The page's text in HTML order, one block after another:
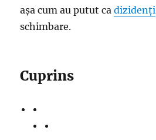
așa cum au putut cadizidenți
schimbare.
Cuprins